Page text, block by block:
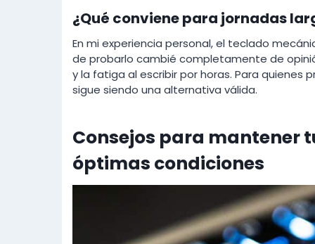
¿Qué conviene para jornadas
En mi experiencia personal, el teclado
de probarlo cambié completamente de
y la fatiga al escribir por horas. Para quienes
sigue siendo una alternativa válida.
Consejos para mantener
óptimas condiciones